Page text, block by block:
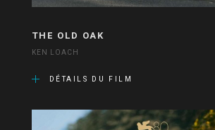
THE OLD OAK
KEN LOACH
DÉTAILS DU FILM